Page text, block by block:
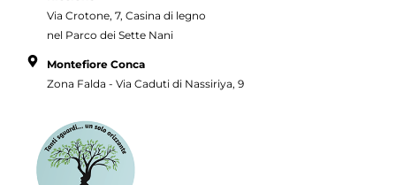
Via Crotone, 7, Casina di legno
nel Parco dei Sette Nani
Montefiore Conca
Zona Falda - Via Caduti di Nassiriya, 9